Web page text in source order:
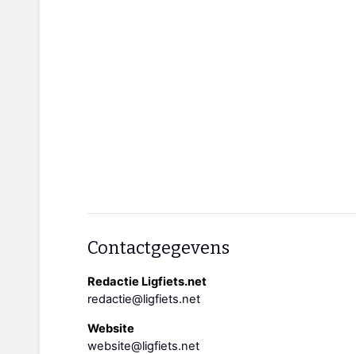
Contactgegevens
Redactie Ligfiets.net
redactie@ligfiets.net
Website
website@ligfiets.net